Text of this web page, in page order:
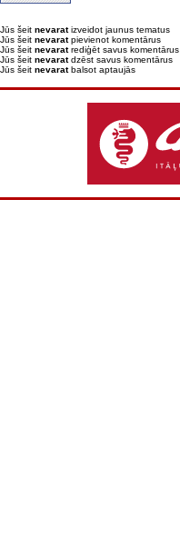
Jūs šeit nevaratizveidot jaunus tematus
Jūs šeit nevaratpievienot komentārus
Jūs šeit nevaratrediģēt savus komentārus
Jūs šeit nevaratdzēst savus komentārus
Jūs šeit nevaratbalsot aptaujās